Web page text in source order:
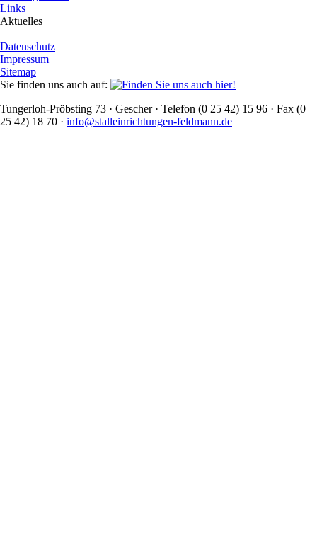
Links
Aktuelles
Datenschutz
Impressum
Sitemap
Sie finden uns auch auf:
Tungerloh-Pröbsting 73 · Gescher · Telefon (0 25 42) 15 96 · Fax (0
25 42) 18 70 · info@stalleinrichtungen-feldmann.de